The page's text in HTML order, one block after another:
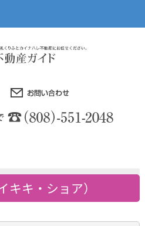
キ・ショア）